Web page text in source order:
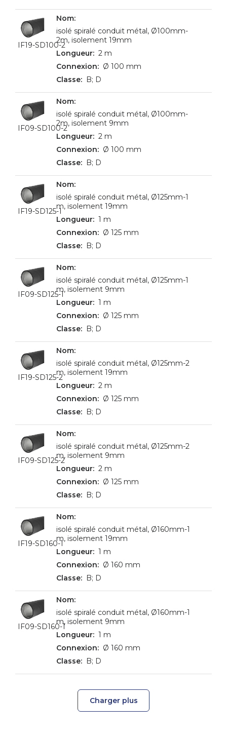
IF19-SD100-2
isolé spiralé conduit métal, Ø100mm-
2m, isolement 19mm
2 m
Ø 100 mm
B; D
IF09-SD100-2
isolé spiralé conduit métal, Ø100mm-
2m, isolement 9mm
2 m
Ø 100 mm
B; D
IF19-SD125-1
isolé spiralé conduit métal, Ø125mm-1
m, isolement 19mm
1 m
Ø 125 mm
B; D
IF09-SD125-1
isolé spiralé conduit métal, Ø125mm-1
m, isolement 9mm
1 m
Ø 125 mm
B; D
IF19-SD125-2
isolé spiralé conduit métal, Ø125mm-2
m, isolement 19mm
2 m
Ø 125 mm
B; D
IF09-SD125-2
isolé spiralé conduit métal, Ø125mm-2
m, isolement 9mm
2 m
Ø 125 mm
B; D
IF19-SD160-1
isolé spiralé conduit métal, Ø160mm-1
m, isolement 19mm
1 m
Ø 160 mm
B; D
IF09-SD160-1
isolé spiralé conduit métal, Ø160mm-1
m, isolement 9mm
1 m
Ø 160 mm
B; D
Charger plus